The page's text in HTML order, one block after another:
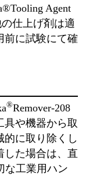
Agent
仕上げ剤は適
前に試験にて確
®Remover-208
具や機器から取
的に取り除くし
した場合は、直
な工業用ハン